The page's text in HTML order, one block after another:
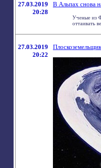
27.03.2019
20:28
В Альпах снова
Ученые из
оттаивать
27.03.2019
20:22